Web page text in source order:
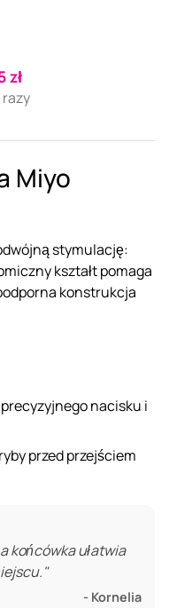
zł
razy
Miyo
stymulację:
kształt pomaga
konstrukcja
nacisku i
przed przejściem
końcówka ułatwia
- Kornelia